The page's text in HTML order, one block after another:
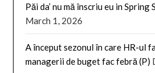
Păi da’ nu mă înscriu eu in
March 1, 2026
A început sezonul în care HR-ul
managerii de buget fac febră (P)